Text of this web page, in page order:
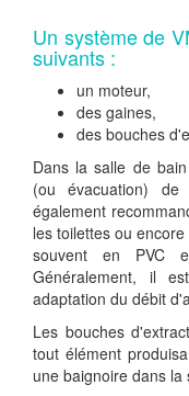
Un système de
suivants :
un moteur,
des gaines,
des bouches
Dans la salle de
(ou évacuation)
également
les toilettes ou
souvent en PVC
Généralement, il
adaptation du débit
Les bouches
tout élément
une baignoire dans la